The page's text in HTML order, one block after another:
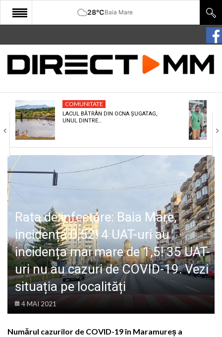
28°CBaia Mare
START
COMUNITATE
CULTURA
ECONOMIE
SANATATE
SPECIAL
POLITIC
COMUNITATE
LACUL BĂTRÂN DIN OCNA ȘUGATAG,
UNUL DINTRE…
Rata de infectare: Baia Mare,
incidența 0,52! 4 UAT-uri au
incidența mai mare de 1,5! 35 UAT-
uri nu au cazuri de COVID-19. Vezi
situația pe localități
4 MAI 2021
Numărul cazurilor de COVID-19 în Maramureș a